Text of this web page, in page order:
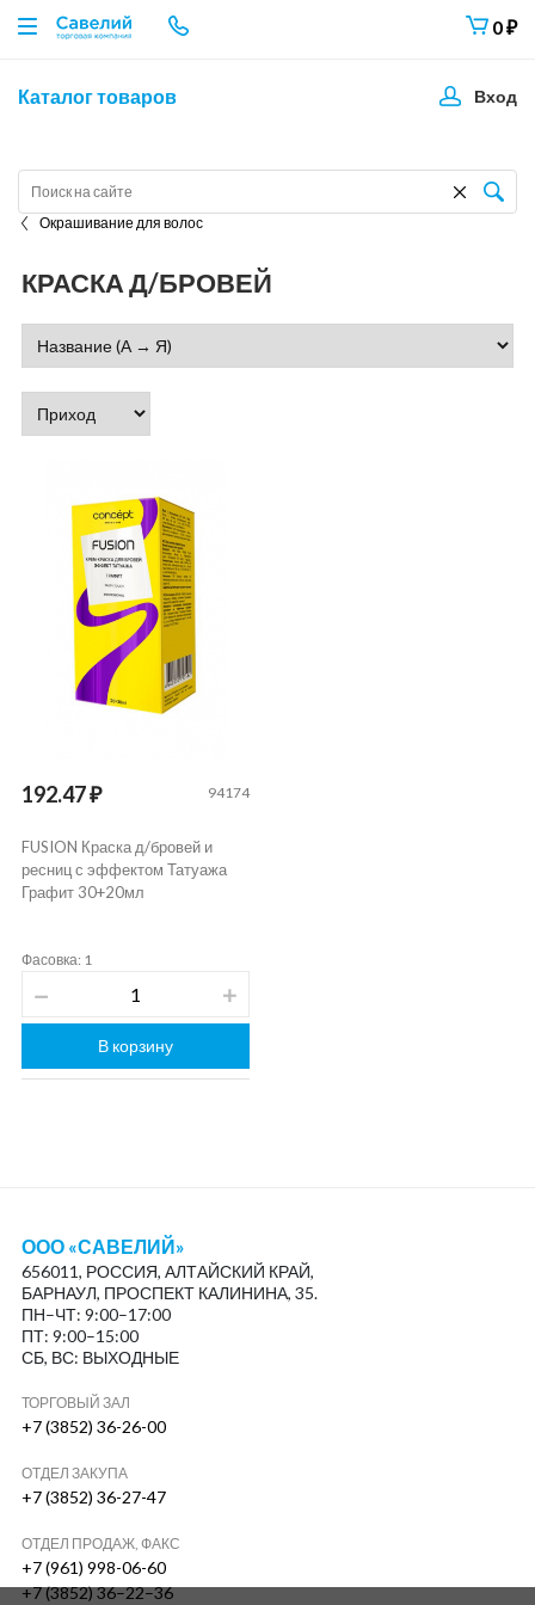
0₽
Каталог товаров Вход
Окрашивание для волос
КРАСКА Д/БРОВЕЙ
192.47 ₽ 94174
FUSION Краска д/бровей и
ресниц с эффектом Татуажа
Графит 30+20мл
Фасовка: 1
В корзину
ООО «САВЕЛИЙ»
656011, РОССИЯ, АЛТАЙСКИЙ КРАЙ,
БАРНАУЛ, ПРОСПЕКТ КАЛИНИНА, 35.
ПН–ЧТ: 9:00–17:00
ПТ: 9:00–15:00
СБ, ВС: ВЫХОДНЫЕ
ТОРГОВЫЙ ЗАЛ
+7 (3852) 36-26-00
ОТДЕЛ ЗАКУПА
+7 (3852) 36-27-47
ОТДЕЛ ПРОДАЖ, ФАКС
+7 (961) 998-06-60
+7 (3852) 36–22–36